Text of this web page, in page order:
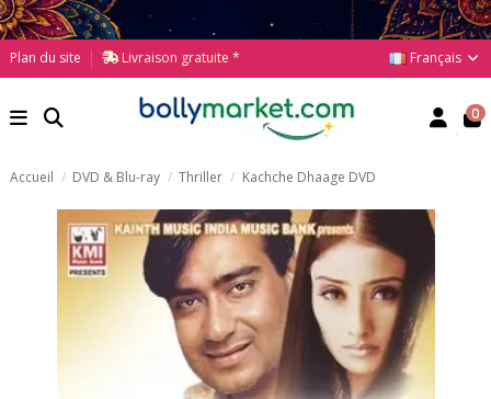
Plan du site Livraison gratuite * Français
0
Accueil DVD & Blu-ray Thriller Kachche Dhaage DVD